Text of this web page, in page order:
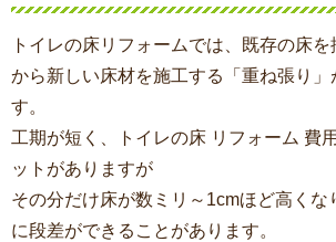
トイレの床リフォームでは、既存の床
から新しい床材を施工する「重ね張り」
す。
工期が短く、
トイレの床 リフォーム 費用
ットがありますが
その分だけ床が数ミリ～1cmほど高くな
に段差ができることがあります。